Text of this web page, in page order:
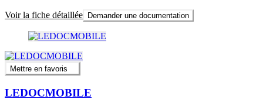
Voir la fiche détaillée Demander une documentation
Mettre en favoris
LEDOCMOBILE